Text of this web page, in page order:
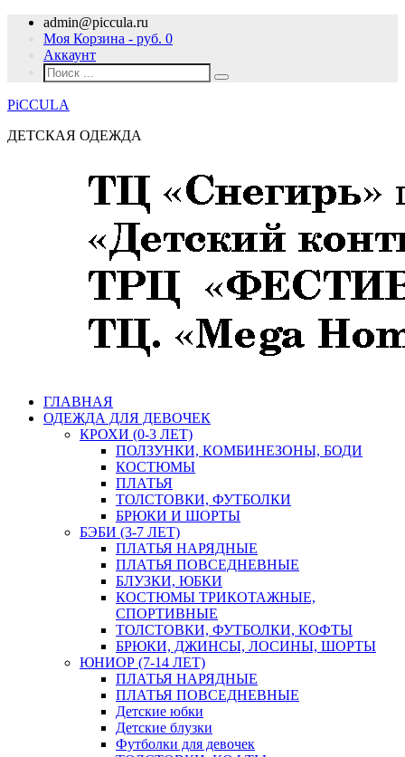
admin@piccula.ru
Моя Корзина - руб. 0
Аккаунт
PiCCULA
ДЕТСКАЯ ОДЕЖДА
ГЛАВНАЯ
ОДЕЖДА ДЛЯ ДЕВОЧЕК
КРОХИ (0-3 ЛЕТ)
ПОЛЗУНКИ, КОМБИНЕЗОНЫ, БОДИ
КОСТЮМЫ
ПЛАТЬЯ
ТОЛСТОВКИ, ФУТБОЛКИ
БРЮКИ И ШОРТЫ
БЭБИ (3-7 ЛЕТ)
ПЛАТЬЯ НАРЯДНЫЕ
ПЛАТЬЯ ПОВСЕДНЕВНЫЕ
БЛУЗКИ, ЮБКИ
КОСТЮМЫ ТРИКОТАЖНЫЕ,
СПОРТИВНЫЕ
ТОЛСТОВКИ, ФУТБОЛКИ, КОФТЫ
БРЮКИ, ДЖИНСЫ, ЛОСИНЫ, ШОРТЫ
ЮНИОР (7-14 ЛЕТ)
ПЛАТЬЯ НАРЯДНЫЕ
ПЛАТЬЯ ПОВСЕДНЕВНЫЕ
Детские юбки
Детские блузки
Футболки для девочек